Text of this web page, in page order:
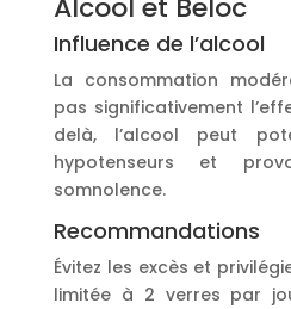
Alcool et Beloc
Influence de l’alcool
La consommation
pas significativement
delà, l’alcool peut
hypotenseurs et
somnolence.
Recommandations
Évitez les excès et
limitée à 2 verres par